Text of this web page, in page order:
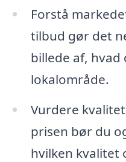
Forstå
tilbud gør det
billede af, hvad
lokalområde.
Vurdere
prisen bør du
hvilken kvalitet